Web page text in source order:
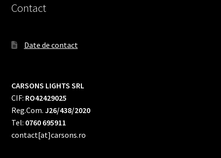
Contact
Date de contact
CARSONS LIGHTS SRL
CIF: RO42429025
Reg.Com. J26/438/2020
Tel: 0760 695911
contact[at]carsons.ro